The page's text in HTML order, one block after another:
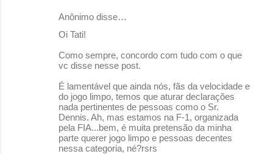
Anônimo disse…
Oi Tati!
Como sempre, concordo com tudo com o que
vc disse nesse post.
É lamentável que ainda nós, fãs da velocidade e
do jogo limpo, temos que aturar declarações
nada pertinentes de pessoas como o Sr.
Dennis. Ah, mas estamos na F-1, organizada
pela FIA...bem, é muita pretensão da minha
parte querer jogo limpo e pessoas decentes
nessa categoria, né?rsrs